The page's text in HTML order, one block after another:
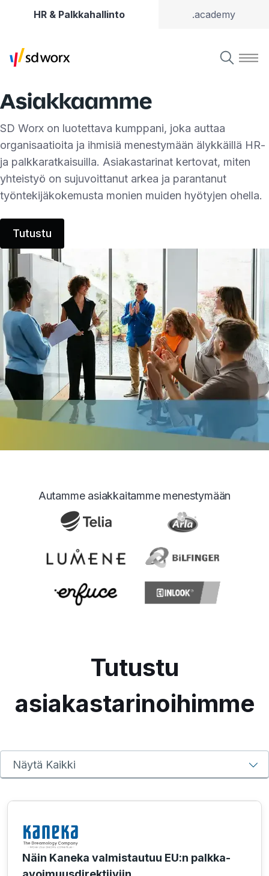
HR & Palkkahallinto .academy
Asiakkaamme
SD Worx on luotettava kumppani, joka auttaa
organisaatioita ja ihmisiä menestymään älykkäillä HR-
ja palkkaratkaisuilla. Asiakastarinat kertovat, miten
yhteistyö on sujuvoittanut arkea ja parantanut
työntekijäkokemusta monien muiden hyötyjen ohella.
Tutustu
Autamme asiakkaitamme menestymään
Tutustu
asiakastarinoihimme
Näin Kaneka valmistautuu EU:n palkka-